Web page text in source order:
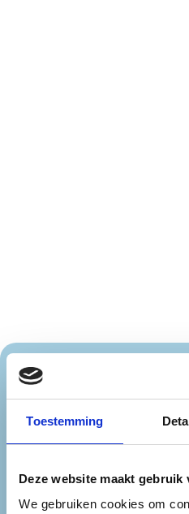
Toestemming
Deze website maakt gebruik
We gebruiken cookies om
🇳🇱
🇧🇪
Limburg
Noord-